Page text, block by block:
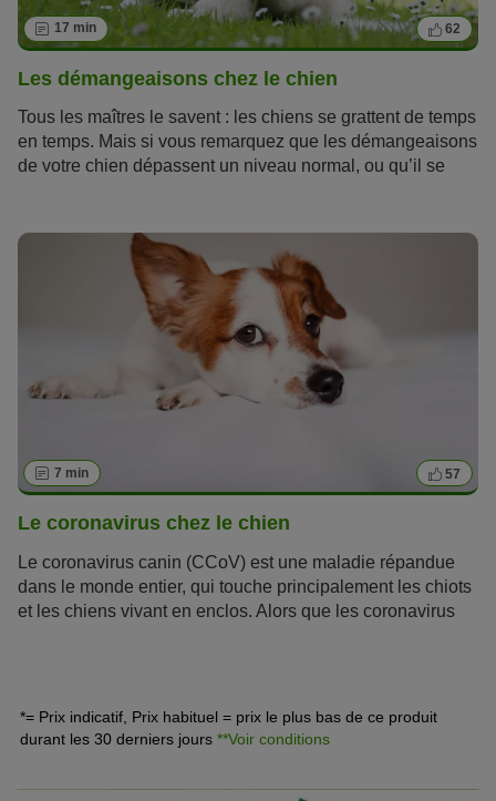
17 min 62
Les démangeaisons chez le chien
Tous les maîtres le savent : les chiens se grattent de temps
en temps. Mais si vous remarquez que les démangeaisons
de votre chien dépassent un niveau normal, ou qu’il se
démangeaisons chez le chien peuvent gravement nuire à
son bien-être et à sa qualité de vie. Parfois, elles sont si
intenses que le chien et son maître ne peuvent plus dormir.
7 min 57
Le coronavirus chez le chien
Le coronavirus canin (CCoV) est une maladie répandue
dans le monde entier, qui touche principalement les chiots
et les chiens vivant en enclos. Alors que les coronavirus
bégnine mais peut entraîner des crises de
diarrhée sévères ou même la mort chez les chiens au
*= Prix indicatif, Prix habituel = prix le plus bas de ce produit
durant les 30 derniers jours **Voir conditions